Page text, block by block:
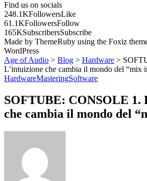
Find us on socials
248.1KFollowersLike
61.1KFollowersFollow
165KSubscribersSubscribe
Made by ThemeRuby using the Foxiz
WordPress
Age of Audio > Blog > Hardware >
L’intuizione che cambia il mondo del “mix
HardwareMasteringSoftware
SOFTUBE: CONSOLE 1.
che cambia il mondo del